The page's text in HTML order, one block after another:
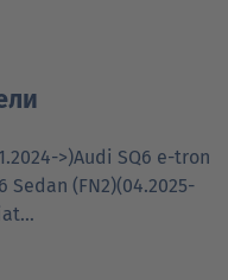
>)Audi SQ6 e-tron
Sedan (FN2)(04.2025-